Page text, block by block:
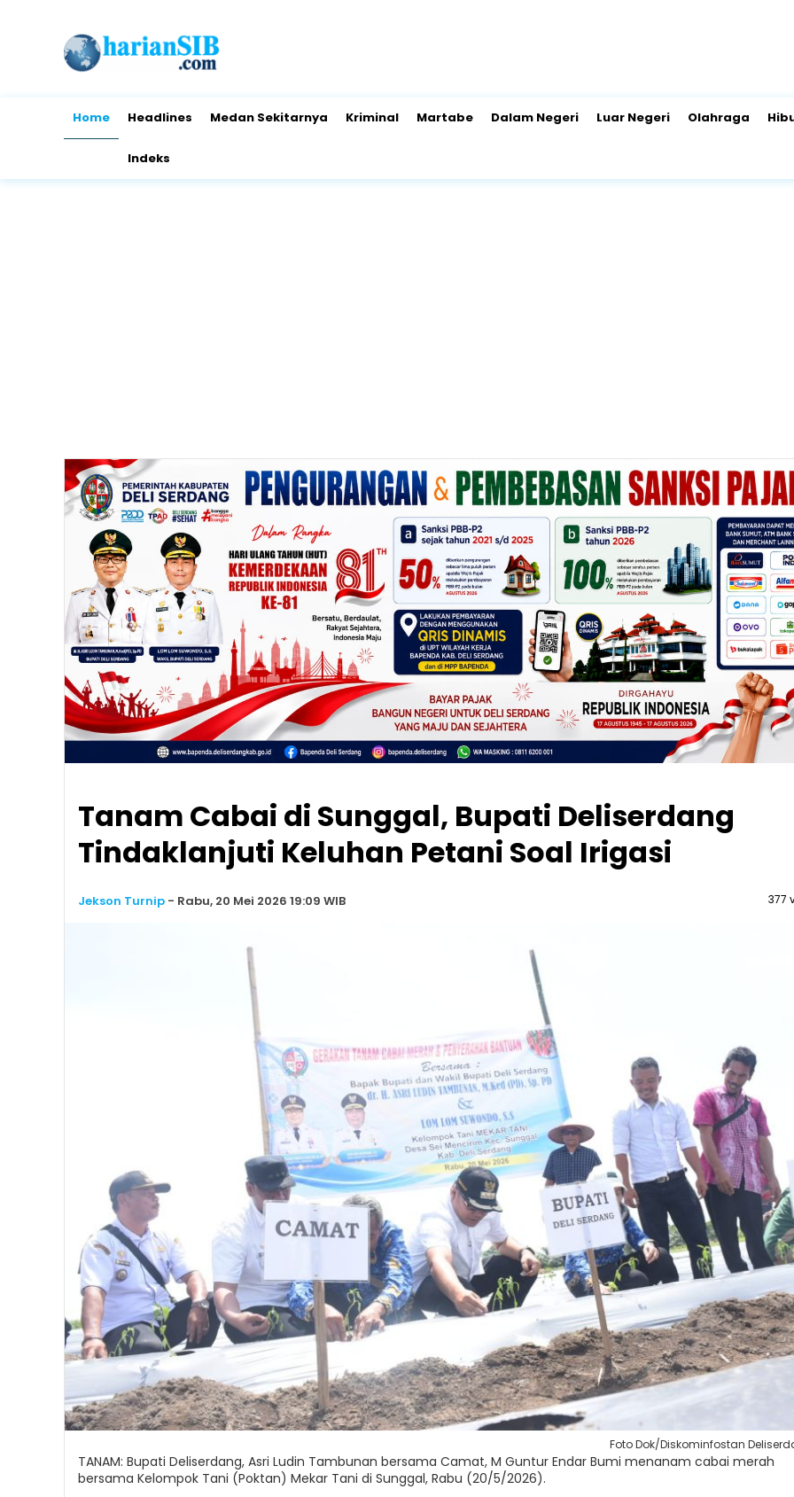
Home Headlines Medan Sekitarnya Kriminal Martabe Dalam Negeri Luar Negeri Olahraga
Indeks
Tanam Cabai di Sunggal, Bupati Deliserdang
Tindaklanjuti Keluhan Petani Soal Irigasi
Jekson Turnip - Rabu, 20 Mei 2026 19:09 WIB 377
Foto Dok/Diskominfostan
TANAM: Bupati Deliserdang, Asri Ludin Tambunan bersama Camat, M Guntur Endar Bumi menanam cabai merah
bersama Kelompok Tani (Poktan) Mekar Tani di Sunggal, Rabu (20/5/2026).